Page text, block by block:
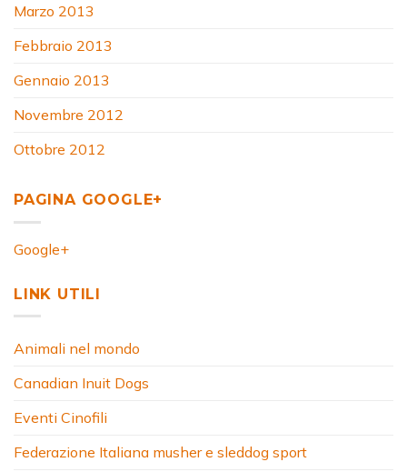
Marzo 2013
Febbraio 2013
Gennaio 2013
Novembre 2012
Ottobre 2012
PAGINA GOOGLE+
Google+
LINK UTILI
Animali nel mondo
Canadian Inuit Dogs
Eventi Cinofili
Federazione Italiana musher e sleddog sport